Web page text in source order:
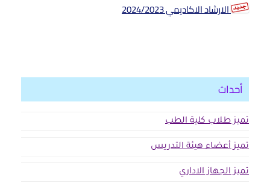
الارشاد الاكاديمي 2024/2023
أحداث
تميز طلاب كلية الطب
تميز أعضاء هيئة التدريس
تميز الجهاز الاداري